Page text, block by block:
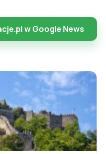
w Google News